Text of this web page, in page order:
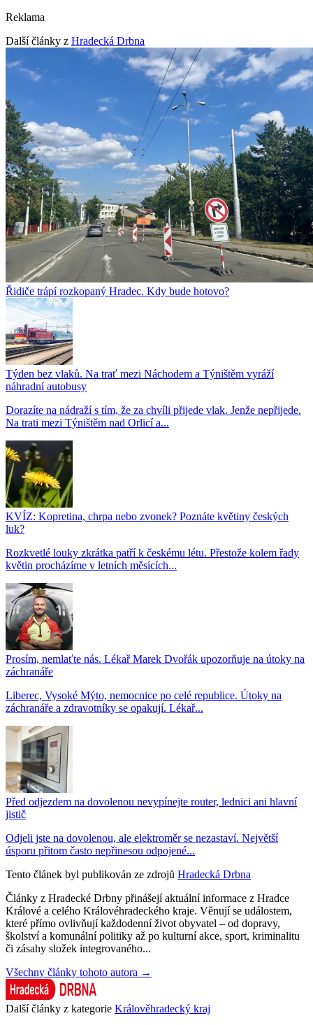
Reklama
Další články z Hradecká Drbna
Řidiče trápí rozkopaný Hradec. Kdy bude hotovo?
Týden bez vlaků. Na trať mezi Náchodem a Týništěm vyráží
náhradní autobusy
Dorazíte na nádraží s tím, že za chvíli přijede vlak. Jenže nepřijede.
Na trati mezi Týništěm nad Orlicí a...
KVÍZ: Kopretina, chrpa nebo zvonek? Poznáte květiny českých
luk?
Rozkvetlé louky zkrátka patří k českému létu. Přestože kolem řady
květin procházíme v letních měsících...
Prosím, nemlaťte nás. Lékař Marek Dvořák upozorňuje na útoky na
záchranáře
Liberec, Vysoké Mýto, nemocnice po celé republice. Útoky na
záchranáře a zdravotníky se opakují. Lékař...
Před odjezdem na dovolenou nevypínejte router, lednici ani hlavní
jistič
Odjeli jste na dovolenou, ale elektroměr se nezastaví. Největší
úsporu přitom často nepřinesou odpojené...
Tento článek byl publikován ze zdrojů Hradecká Drbna
Články z Hradecké Drbny přinášejí aktuální informace z Hradce
Králové a celého Královéhradeckého kraje. Věnují se událostem,
které přímo ovlivňují každodenní život obyvatel – od dopravy,
školství a komunální politiky až po kulturní akce, sport, kriminalitu
či zásahy složek integrovaného...
Všechny články tohoto autora →
Další články z kategorie Králověhradecký kraj